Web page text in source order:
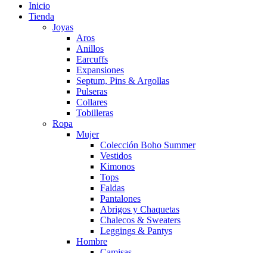
Inicio
Tienda
Joyas
Aros
Anillos
Earcuffs
Expansiones
Septum, Pins & Argollas
Pulseras
Collares
Tobilleras
Ropa
Mujer
Colección Boho Summer
Vestidos
Kimonos
Tops
Faldas
Pantalones
Abrigos y Chaquetas
Chalecos & Sweaters
Leggings & Pantys
Hombre